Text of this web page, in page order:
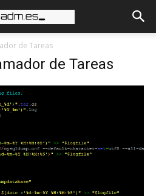
de Tareas
de Tareas